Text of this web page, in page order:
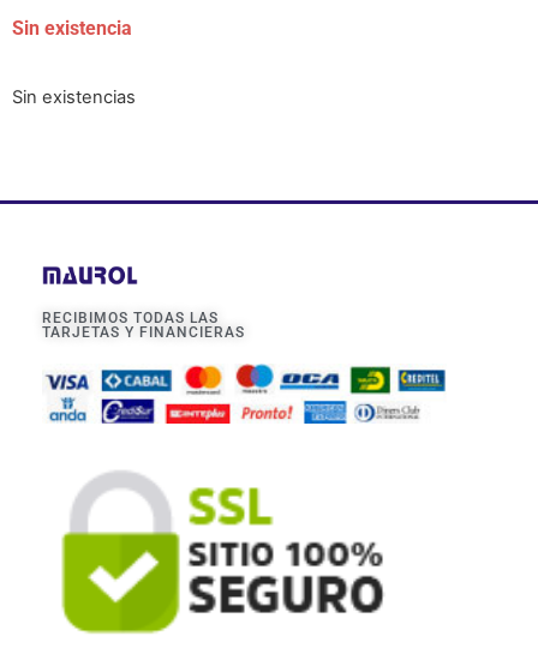
Sin existencia
Sin existencias
RECIBIMOS TODAS LAS
TARJETAS Y FINANCIERAS